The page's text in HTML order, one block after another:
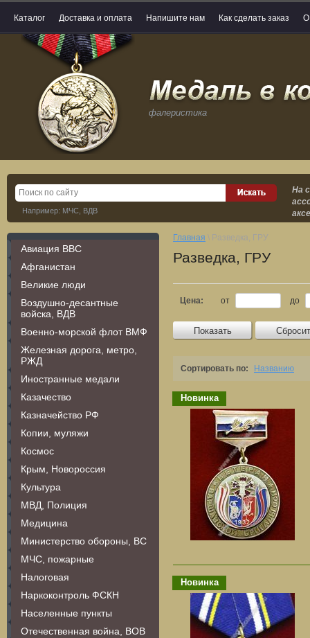
Каталог Доставка и оплата Напишите нам Как сделать заказ О
фалеристика
Например: МЧС, ВДВ
На
Авиация ВВС
Афганистан
Великие люди
Воздушно-десантные
войска, ВДВ
Военно-морской флот ВМФ
Железная дорога, метро,
РЖД
Иностранные медали
Казачество
Казначейство РФ
Копии, муляжи
Космос
Крым, Новороссия
Культура
МВД, Полиция
Медицина
Министерство обороны, ВС
МЧС, пожарные
Налоговая
Наркоконтроль ФСКН
Населенные пункты
Отечественная война, ВОВ
Главная \ Разведка, ГРУ
Разведка, ГРУ
Цена: от до
Показать
Сортировать по: Названию
Новинка
Новинка